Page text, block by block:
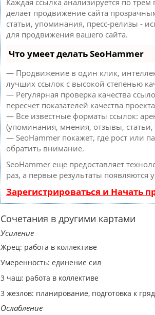
Каждая ссылка анализируется по
делает продвижение сайта
статьи, упоминания, пресс-релизы -
для продвижения вашего сайта.
Что умеет делать SeoHammer
— Продвижение в один клик,
лучших ссылок с высокой степенью
— Регулярная проверка качества
пересчет показателей качества
— Все известные форматы ссылок:
(упоминания, мнения, отзывы, статьи,
— SeoHammer покажет, где рост или
обратить внимание.
SeoHammer еще предоставляет
раз, а первые результаты
Зарегистрироваться и Начать
Сочетания в другими картами
Усиление
Жрец: работа в коллективе
Умеренность: единение сил
3 чаш: работа в коллективе
3 жезлов: планирование, подготовка к
Ослабление